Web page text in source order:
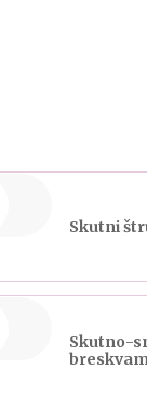
Skutni
Skutno-